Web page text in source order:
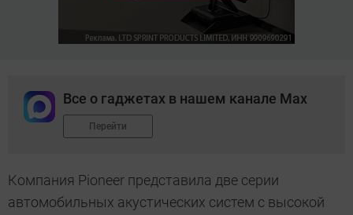
Все о гаджетах в нашем канале Max
Перейти
Компания Pioneer представила две серии
автомобильных акустических систем с высокой